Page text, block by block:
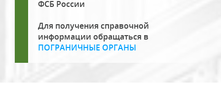
ФСБ России
Для получения справочной
информации обращаться в
ПОГРАНИЧНЫЕ ОРГАНЫ